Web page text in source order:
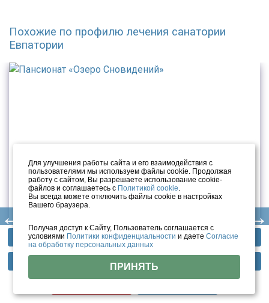
Профили лечения Фотогалерея Отзывы
Похожие по профилю лечения санатории
Евпатории
Республика Крым, г. Евпатория, ул. Франко, д ...
4 700₽за чел/сутки
Смотреть цены
Для улучшения работы сайта и его взаимодействия с
пользователями мы используем файлы cookie. Продолжая
работу с сайтом, Вы разрешаете использование cookie-
файлов и соглашаетесь с Политикой cookie.
Вы всегда можете отключить файлы cookie в настройках
Вашего браузера.
Получая доступ к Сайту, Пользователь соглашается с
условиями Политики конфиденциальности и даетеСогласие
на обработку персональных данных
ПРИНЯТЬ